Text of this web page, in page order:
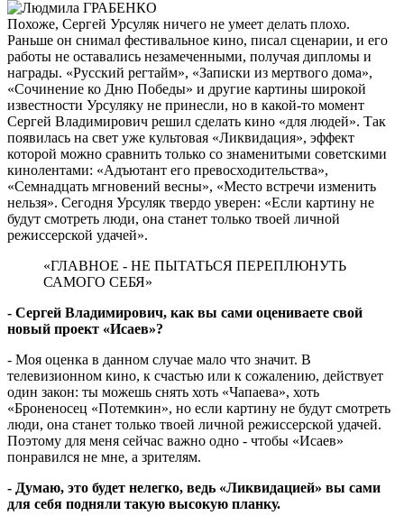
Похоже, Сергей Урсуляк ничего не умеет делать плохо.
Раньше он снимал фестивальное кино, писал сценарии, и его
работы не оставались незамеченными, получая дипломы и
награды. «Русский регтайм», «Записки из мертвого дома»,
«Сочинение ко Дню Победы» и другие картины широкой
известности Урсуляку не принесли, но в какой-то момент
Сергей Владимирович решил сделать кино «для людей». Так
появилась на свет уже культовая «Ликвидация», эффект
которой можно сравнить только со знаменитыми советскими
кинолентами: «Адъютант его превосходительства»,
«Семнадцать мгновений весны», «Место встречи изменить
нельзя». Сегодня Урсуляк твердо уверен: «Если картину не
будут смотреть люди, она станет только твоей личной
режиссерской удачей».
«ГЛАВНОЕ - НЕ ПЫТАТЬСЯ ПЕРЕПЛЮНУТЬ
САМОГО СЕБЯ»
- Сергей Владимирович, как вы сами оцениваете свой
новый проект «Исаев»?
- Моя оценка в данном случае мало что значит. В
телевизионном кино, к счастью или к сожалению, действует
один закон: ты можешь снять хоть «Чапаева», хоть
«Броненосец «Потемкин», но если картину не будут смотреть
люди, она станет только твоей личной режиссерской удачей.
Поэтому для меня сейчас важно одно - чтобы «Исаев»
понравился не мне, а зрителям.
- Думаю, это будет нелегко, ведь «Ликвидацией» вы сами
для себя подняли такую высокую планку.